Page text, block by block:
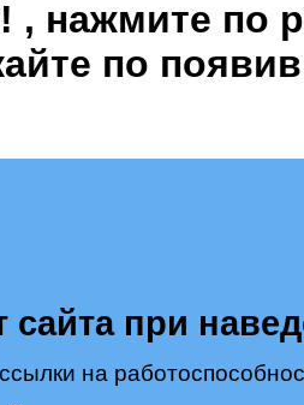
, нажмите по
по
сайта при
на